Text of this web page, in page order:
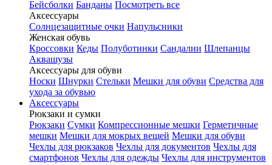
Бейсболки Банданы Посмотреть все
Аксессуары
Солнцезащитные очки Напульсники
Женская обувь
Кроссовки Кеды Полуботинки Сандалии Шлепанцы
Аквашузы
Аксессуары для обуви
Носки Шнурки Стельки Мешки для обуви Средства для
ухода за обувью
Аксессуары
Рюкзаки и сумки
Рюкзаки Сумки Компрессионные мешки Герметичные
мешки Мешки для мокрых вещей Мешки для обуви
Чехлы для рюкзаков Чехлы для документов Чехлы для
смартфонов Чехлы для одежды Чехлы для инструментов